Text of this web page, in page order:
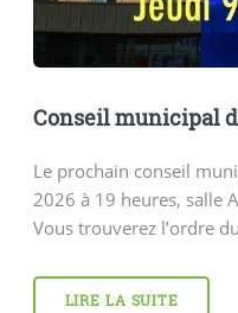
Conseil municipal
Le prochain conseil
2026 à 19 heures, salle
Vous trouverez l’ordre
LIRE LA SUITE